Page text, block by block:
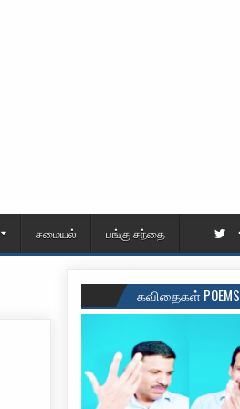
சமையல் பங்கு சந்தை
கவிதைகள் POEMS